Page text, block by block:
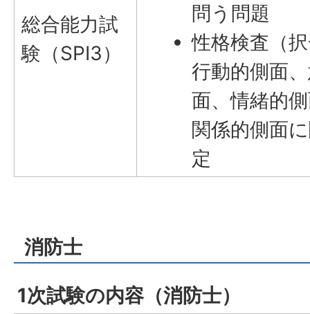
総合能力試
験（SPI3）
問う問題
性格検査（
行動的側面
面、情緒的
関係的側面
定
消防士
1次試験の内容（消防士）